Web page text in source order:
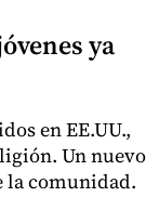
ya
en EE.UU.,
Un nuevo
la comunidad.